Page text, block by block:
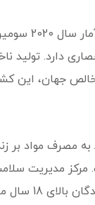
ایالات متحده
دلار) است، یعنی حدود 20%
مصرف مواد بر
مرکز مدیریت
امریکا در گزارش